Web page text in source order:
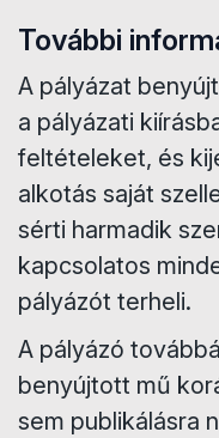
További
A pályázat
a pályázati
feltételeket, és
alkotás saját
sérti harmadik
kapcsolatos
pályázót terheli.
A pályázó
benyújtott mű
sem publikálásra